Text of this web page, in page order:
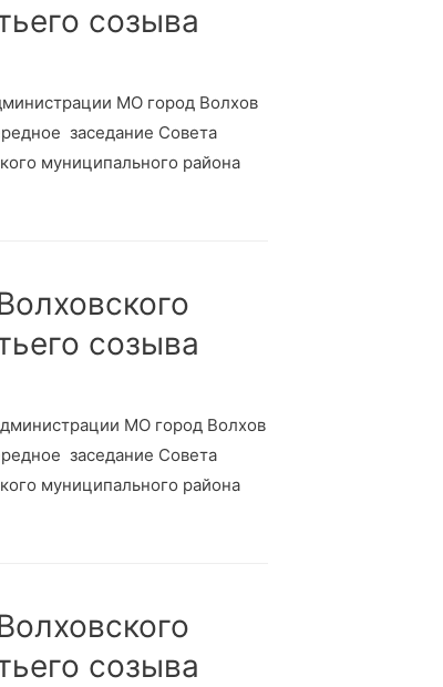
созыва
МО город Волхов
заседание Совета
муниципального района
созыва
МО город Волхов
заседание Совета
муниципального района
созыва